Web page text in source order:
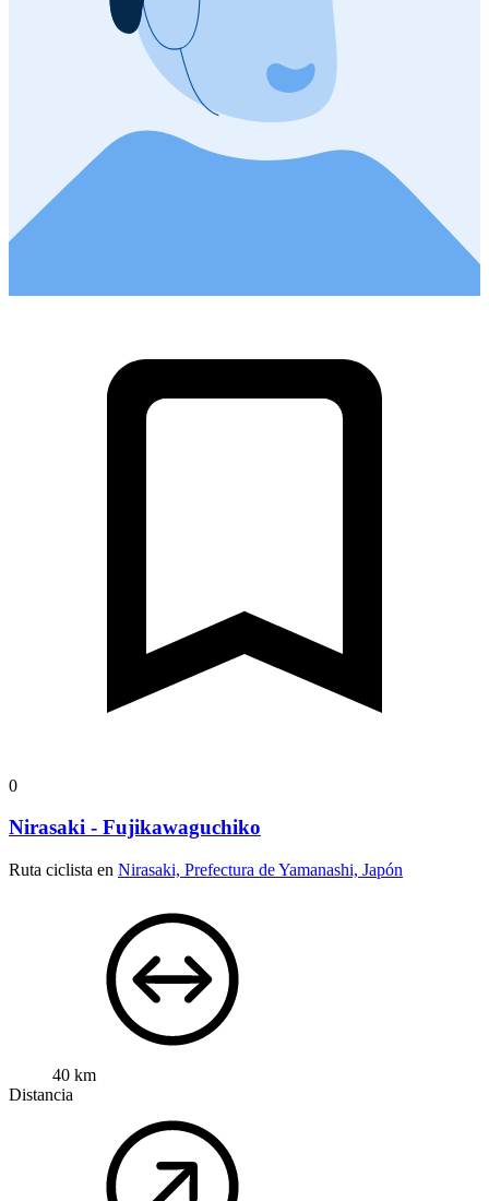
0
Nirasaki - Fujikawaguchiko
Ruta ciclista en Nirasaki, Prefectura de Yamanashi, Japón
40 km
Distancia